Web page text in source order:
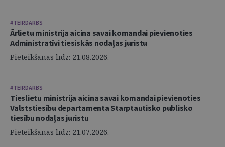
#TEIRDARBS
Ārlietu ministrija aicina savai komandai pievienoties
Administratīvi tiesiskās nodaļas juristu
Pieteikšanās līdz: 21.08.2026.
#TEIRDARBS
Tieslietu ministrija aicina savai komandai pievienoties
Valststiesību departamenta Starptautisko publisko
tiesību nodaļas juristu
Pieteikšanās līdz: 21.07.2026.